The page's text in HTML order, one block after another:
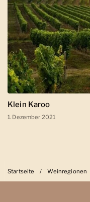
Klein Karoo
1. Dezember 2021
Startseite / Weinregionen